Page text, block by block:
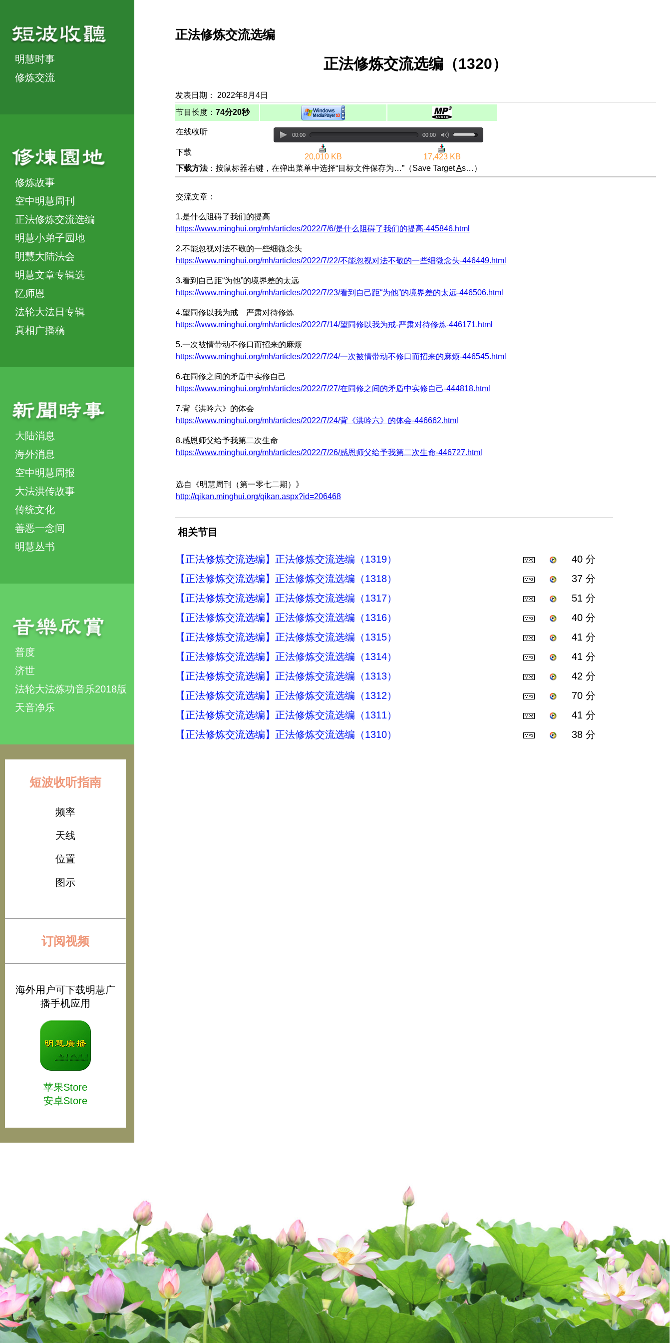
明慧时事
修炼交流
修炼故事
空中明慧周刊
正法修炼交流选编
明慧小弟子园地
明慧大陆法会
明慧文章专辑选
忆师恩
法轮大法日专辑
真相广播稿
大陆消息
海外消息
空中明慧周报
大法洪传故事
传统文化
善恶一念间
明慧丛书
普度
济世
法轮大法炼功音乐2018版
天音净乐
短波收听指南
频率
天线
位置
图示
订阅视频
海外用户可下载明慧广
播手机应用
苹果Store
安卓Store
正法修炼交流选编
正法修炼交流选编（1320）
发表日期： 2022年8月4日
节目长度： 74分20秒
在线收听 00:00 00:00
下载
20,010 KB
17,423 KB
下载方法：按鼠标器右键，在弹出菜单中选择“目标文件保存为…”（Save TargetAs…）
交流文章：
1.是什么阻碍了我们的提高
https://www.minghui.org/mh/articles/2022/7/6/是什么阻碍了我们的提高-445846.html
2.不能忽视对法不敬的一些细微念头
https://www.minghui.org/mh/articles/2022/7/22/不能忽视对法不敬的一些细微念头-446449.html
3.看到自己距“为他”的境界差的太远
https://www.minghui.org/mh/articles/2022/7/23/看到自己距“为他”的境界差的太远-446506.html
4.望同修以我为戒 严肃对待修炼
https://www.minghui.org/mh/articles/2022/7/14/望同修以我为戒-严肃对待修炼-446171.html
5.一次被情带动不修口而招来的麻烦
https://www.minghui.org/mh/articles/2022/7/24/一次被情带动不修口而招来的麻烦-446545.html
6.在同修之间的矛盾中实修自己
https://www.minghui.org/mh/articles/2022/7/27/在同修之间的矛盾中实修自己-444818.html
7.背《洪吟六》的体会
https://www.minghui.org/mh/articles/2022/7/24/背《洪吟六》的体会-446662.html
8.感恩师父给予我第二次生命
https://www.minghui.org/mh/articles/2022/7/26/感恩师父给予我第二次生命-446727.html
选自《明慧周刊（第一零七二期）》
http://qikan.minghui.org/qikan.aspx?id=206468
相关节目
【正法修炼交流选编】正法修炼交流选编（1319）
40 分
【正法修炼交流选编】正法修炼交流选编（1318）
37 分
【正法修炼交流选编】正法修炼交流选编（1317）
51 分
【正法修炼交流选编】正法修炼交流选编（1316）
40 分
【正法修炼交流选编】正法修炼交流选编（1315）
41 分
【正法修炼交流选编】正法修炼交流选编（1314）
41 分
【正法修炼交流选编】正法修炼交流选编（1313）
42 分
【正法修炼交流选编】正法修炼交流选编（1312）
70 分
【正法修炼交流选编】正法修炼交流选编（1311）
41 分
【正法修炼交流选编】正法修炼交流选编（1310）
38 分